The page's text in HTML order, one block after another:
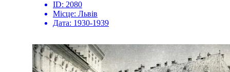
ID: 2080
Місце: Львів
Дата: 1930-1939